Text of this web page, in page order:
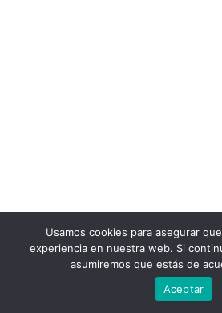
Usamos cookies para asegurar
experiencia en nuestra web. Si
asumiremos que estás de
Aceptar